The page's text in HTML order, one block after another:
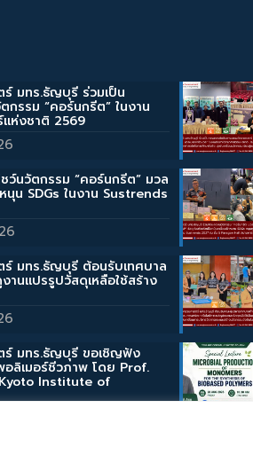
มทร.ธัญบุรี ร่วมเป็น
กรรม “คอร์นกรีต” ในงาน
ห่งชาติ 2569
ว์นวัตกรรม “คอร์นกรีต” มวล
น SDGs ในงาน Sustrends
มทร.ธัญบุรี ต้อนรับเทศบาล
นแปรรูปวัสดุเหลือใช้สร้าง
ร์ มทร.ธัญบุรี ขอเชิญฟัง
ลิเมอร์ชีวภาพ โดย Prof.
Institute of